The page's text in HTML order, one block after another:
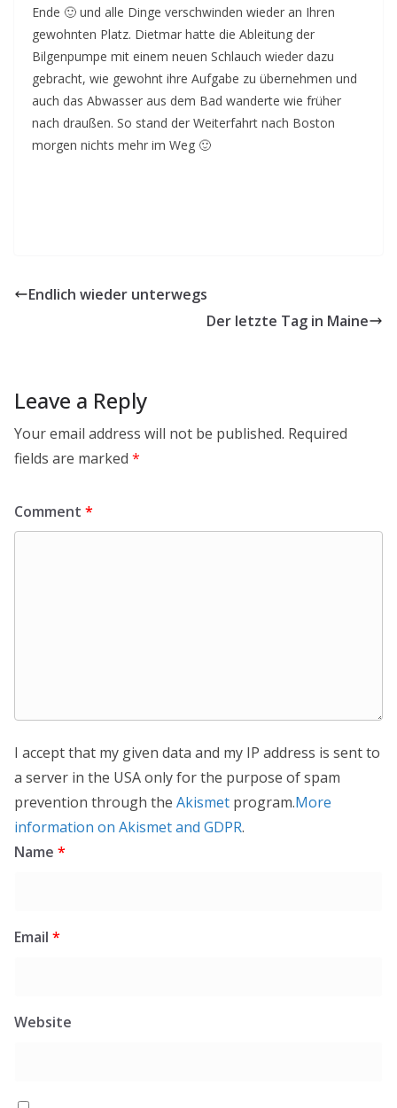
Ende 🙂 und alle Dinge verschwinden wieder an Ihren
gewohnten Platz. Dietmar hatte die Ableitung der
Bilgenpumpe mit einem neuen Schlauch wieder dazu
gebracht, wie gewohnt ihre Aufgabe zu übernehmen und
auch das Abwasser aus dem Bad wanderte wie früher
nach draußen. So stand der Weiterfahrt nach Boston
morgen nichts mehr im Weg 🙂
Endlich wieder unterwegs
Der letzte Tag in Maine
Leave a Reply
Your email address will not be published. Required
fields are marked *
Comment *
I accept that my given data and my IP address is sent to
a server in the USA only for the purpose of spam
prevention through the Akismet program.More
information on Akismet and GDPR.
Name *
Email *
Website